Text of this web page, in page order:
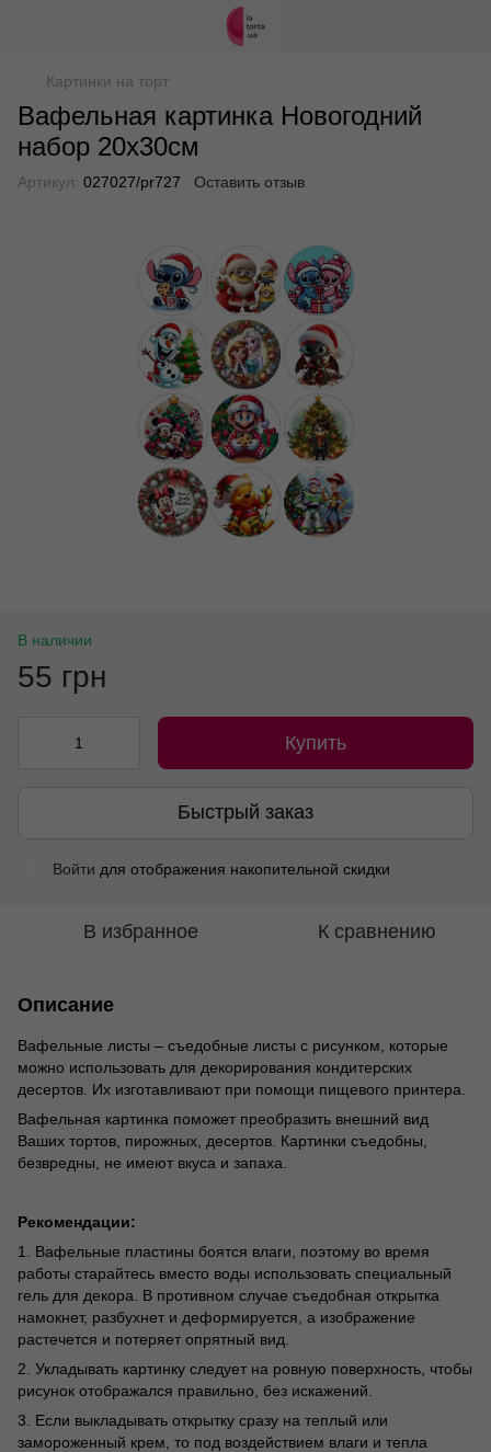
Картинки на торт
Вафельная картинка Новогодний
набор 20х30см
Артикул: 027027/pr727 Оставить отзыв
В наличии
55 грн
Купить
Быстрый заказ
Войти для отображения накопительной скидки
В избранное К сравнению
Описание
Вафельные листы – съедобные листы с рисунком, которые
можно использовать для декорирования кондитерских
десертов. Их изготавливают при помощи пищевого принтера.
Вафельная картинка поможет преобразить внешний вид
Ваших тортов, пирожных, десертов. Картинки съедобны,
безвредны, не имеют вкуса и запаха.
Рекомендации:
1. Вафельные пластины боятся влаги, поэтому во время
работы старайтесь вместо воды использовать специальный
гель для декора. В противном случае съедобная открытка
намокнет, разбухнет и деформируется, а изображение
растечется и потеряет опрятный вид.
2. Укладывать картинку следует на ровную поверхность, чтобы
рисунок отображался правильно, без искажений.
3. Если выкладывать открытку сразу на теплый или
замороженный крем, то под воздействием влаги и тепла